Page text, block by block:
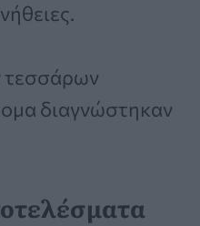
τεσσάρων
διαγνώστηκαν